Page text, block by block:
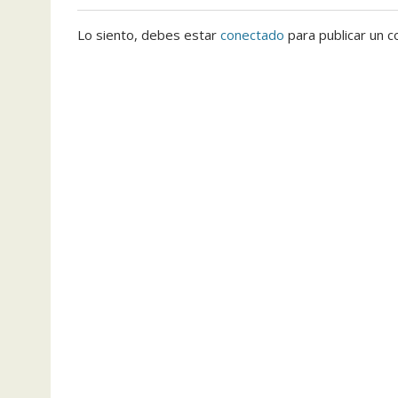
Lo siento, debes estar conectado para publicar un